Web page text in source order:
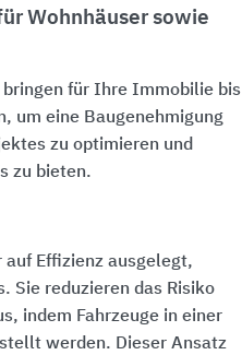
Wohnhäuser sowie
für Ihre Immobilie bis
um eine Baugenehmigung
zu optimieren und
zu bieten.
Effizienz ausgelegt,
Sie reduzieren das Risiko
indem Fahrzeuge in einer
werden. Dieser Ansatz